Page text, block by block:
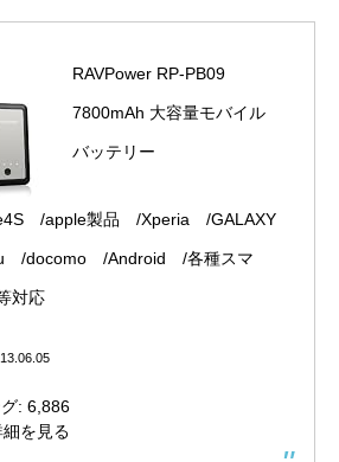
RAVPower RP-PB09
7800mAh 大容量モバイル
バッテリー
/apple製品 /Xperia /GALAXY
/docomo /Android /各種スマ
対応
: 6,886
を見る